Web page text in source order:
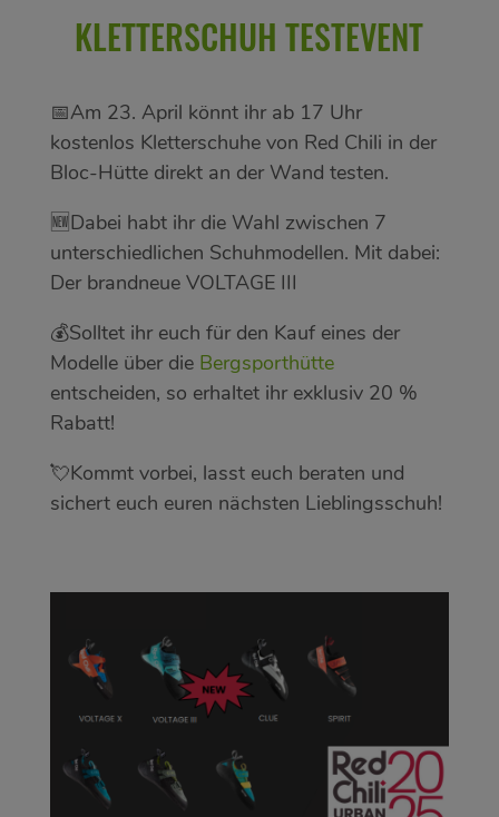
KLETTERSCHUH TESTEVENT
📅Am 23. April könnt ihr ab 17 Uhr
kostenlos Kletterschuhe von Red Chili in der
Bloc-Hütte direkt an der Wand testen.
🆕Dabei habt ihr die Wahl zwischen 7
unterschiedlichen Schuhmodellen. Mit dabei:
Der brandneue VOLTAGE III
💰Solltet ihr euch für den Kauf eines der
Modelle über die Bergsporthütte
entscheiden, so erhaltet ihr exklusiv 20 %
Rabatt!
💘Kommt vorbei, lasst euch beraten und
sichert euch euren nächsten Lieblingsschuh!